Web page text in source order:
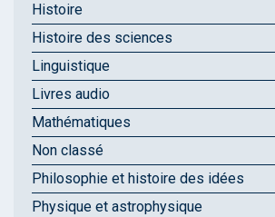
Histoire
Histoire des sciences
Linguistique
Livres audio
Mathématiques
Non classé
Philosophie et histoire des idées
Physique et astrophysique